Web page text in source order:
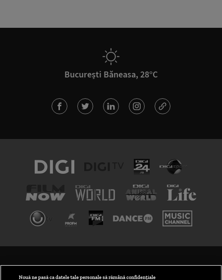
București Băneasa, 28°C
Nouă ne pasă ca datele tale personale să rămână confidențiale